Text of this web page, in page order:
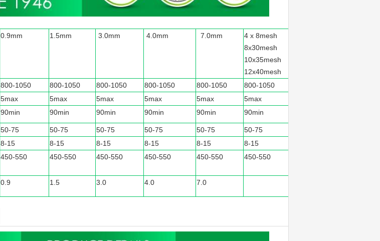
0.9mm 1.5mm 3.0mm 4.0mm 7.0mm
4 x 8mesh
8x30mesh
10x35mesh
12x40mesh
800-1050 800-1050 800-1050 800-1050 800-1050
800-1050
5max 5max 5max 5max 5max
5max
90min 90min 90min 90min 90min 90min
50-75 50-75 50-75 50-75 50-75
50-75
8-15 8-15 8-15 8-15 8-15
8-15
450-550 450-550 450-550 450-550 450-550 450-550
0.9 1.5 3.0 4.0 7.0